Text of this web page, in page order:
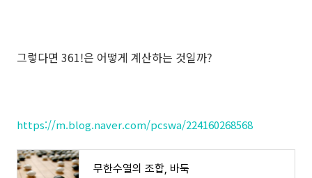
그렇다면 361!은 어떻게 계산하는 것일까?
https://m.blog.naver.com/pcswa/224160268568
무한수열의 조합, 바둑